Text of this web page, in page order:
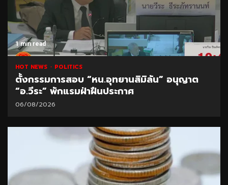
1 min read
HOT NEWS POLITICS
ตั้งกรรมการสอบ “หน.อุทยานสิมิลัน” อนุญาต
“อ.วีระ” พักแรมฝ่าฝืนประกาศ
06/08/2026